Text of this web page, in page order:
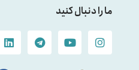
ما را دنبال کنید